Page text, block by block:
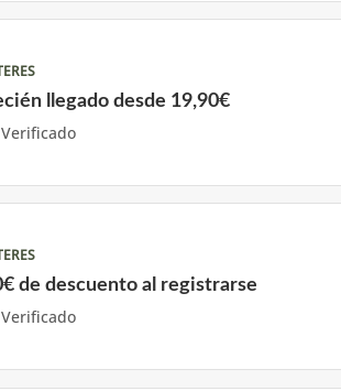
llegado desde 19,90€
Verificado
de descuento al registrarse
Verificado